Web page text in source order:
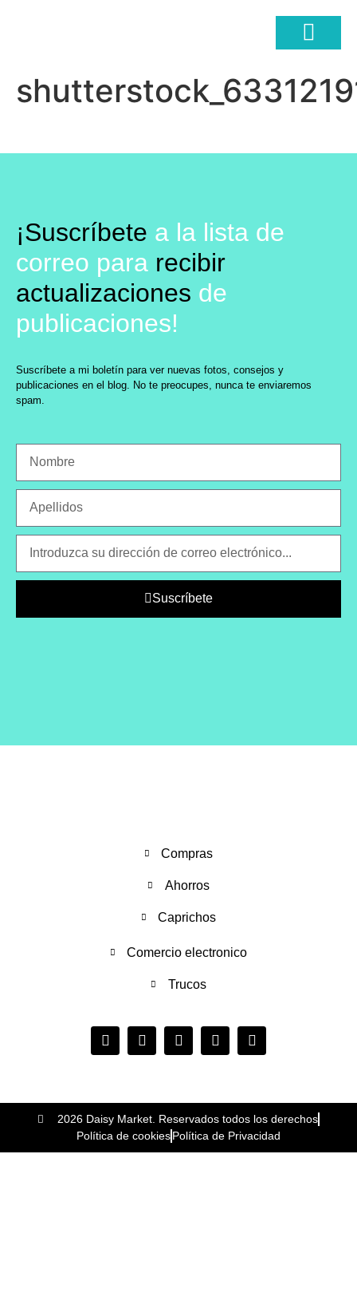
¡Suscríbete a la lista de
correo para recibir
actualizaciones de
publicaciones!
Suscríbete a mi boletín para ver nuevas fotos, consejos y
publicaciones en el blog. No te preocupes, nunca te enviaremos
spam.
Suscríbete
Compras
Ahorros
Caprichos
Comercio electronico
Trucos
2026 Daisy Market. Reservados todos los derechos
Política de cookiesPolítica de Privacidad